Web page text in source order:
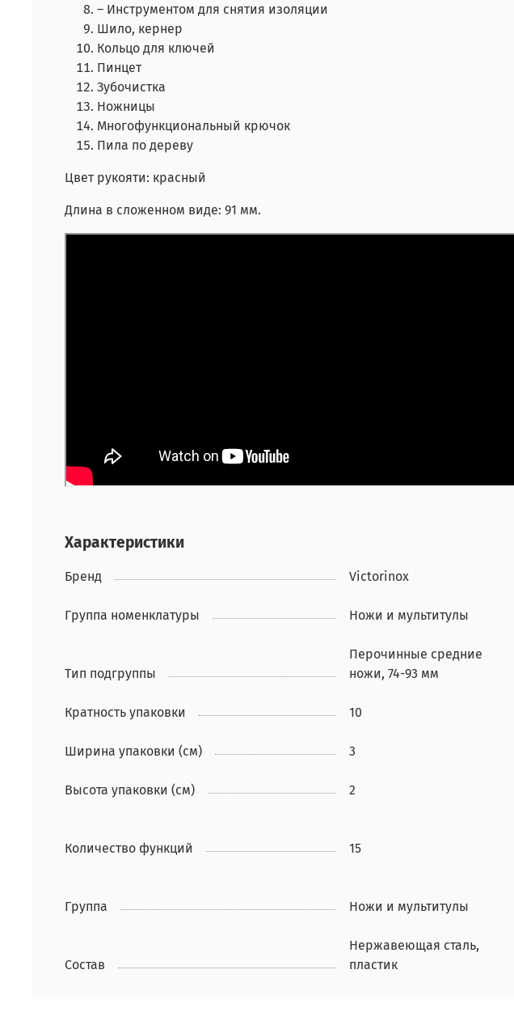
– Инструментом для снятия изоляции
Шило, кернер
Кольцо для ключей
Пинцет
Зубочистка
Ножницы
Многофункциональный крючок
Пила по дереву
Цвет рукояти: красный
Длина в сложенном виде: 91 мм.
Характеристики
Бренд Victorinox
Группа номенклатуры Ножи и мультитулы
Тип подгруппы
Перочинные средние
ножи, 74-93 мм
Кратность упаковки 10
Ширина упаковки (см) 3
Высота упаковки (см) 2
Количество функций 15
Группа Ножи и мультитулы
Состав
Нержавеющая сталь,
пластик